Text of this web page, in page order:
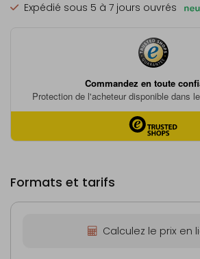
Expédié sous 5 à 7 jours ouvrés
Formats et tarifs
Calculez le prix en